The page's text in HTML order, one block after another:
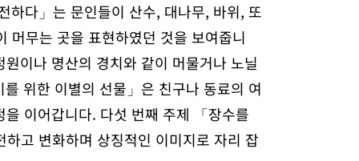
하다」는 문인들이 산수, 대나무, 바위, 또
머무는 곳을 표현하였던 것을 보여줍니
이나 명산의 경치와 같이 머물거나 노닐
위한 이별의 선물」은 친구나 동료의 여
이어갑니다. 다섯 번째 주제 「장수를
고 변화하며 상징적인 이미지로 자리 잡